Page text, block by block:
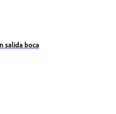
salida boca